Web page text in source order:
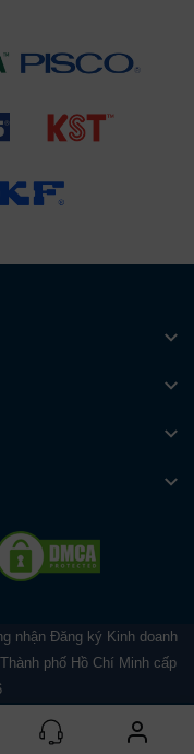
nhận Đăng ký Kinh doanh
phố Hồ Chí Minh cấp